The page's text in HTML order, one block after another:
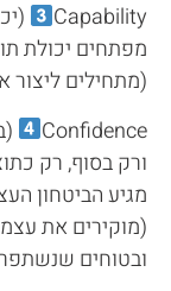
Capability
מפתחים יכולת
(מתחילים
Confidence
ורק בסוף, רק
מגיע הביטחון
(מוקירים את
ובטוחים